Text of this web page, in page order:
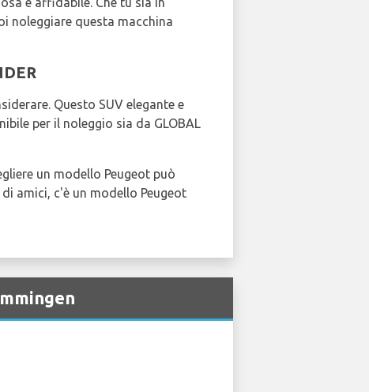
noleggiare questa macchina
Questo SUV elegante e
per il noleggio sia da GLOBAL
un modello Peugeot può
amici, c'è un modello Peugeot